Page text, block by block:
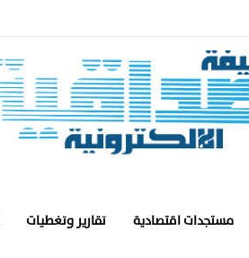
مستجدات اقتصادية تقارير وتغطيات